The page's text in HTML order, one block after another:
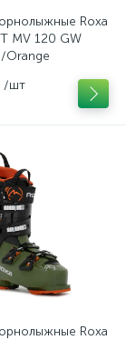
Roxa
MV 120 GW
Orange
/шт
Roxa